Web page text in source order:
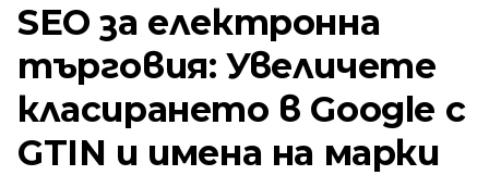
SEO за електронна
търговия: Увеличете
класирането в Google с
GTIN и имена на марки